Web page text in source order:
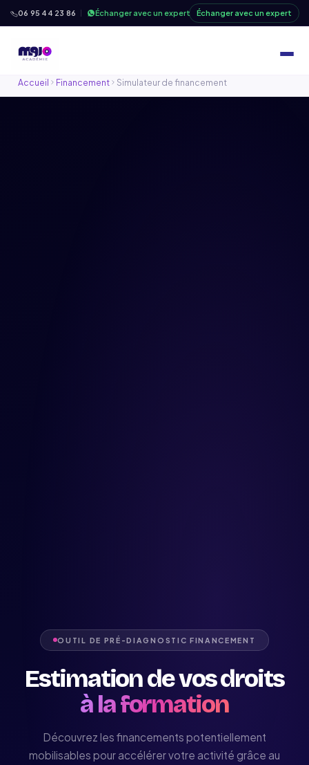
06 95 44 23 86 Échanger avec un expert Échanger avec un expert
Accueil Financement Simulateur de financement
OUTIL DE PRÉ-DIAGNOSTIC FINANCEMENT
Estimation de vos droits
à la formation
Découvrez les financements potentiellement
mobilisables pour accélérer votre activité grâce au